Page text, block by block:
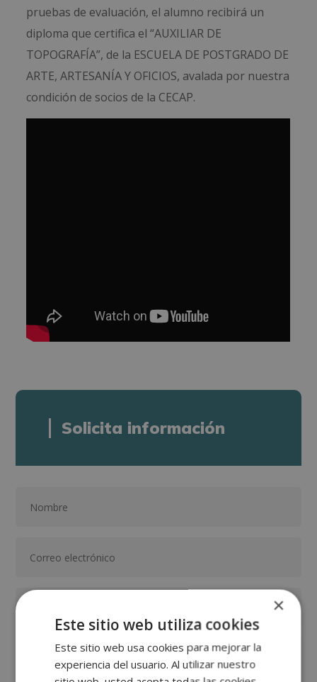
pruebas de evaluación, el alumno recibirá un
diploma que certifica el “AUXILIAR DE
TOPOGRAFÍA”, de la ESCUELA DE POSTGRADO DE
ARTE, ARTESANÍA Y OFICIOS, avalada por nuestra
condición de socios de la CECAP.
Solicita información
×
Este sitio web utiliza cookies
Este sitio web usa cookies para mejorar la
experiencia del usuario. Al utilizar nuestro